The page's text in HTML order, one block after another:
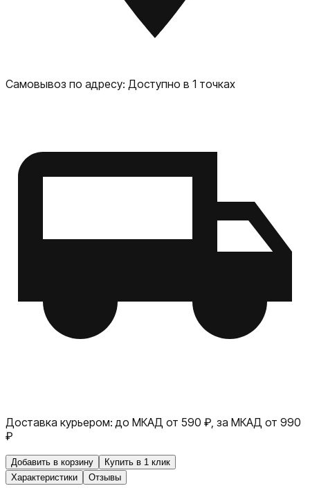
Самовывоз по адресу: Доступно в 1 точках
Доставка курьером: до МКАД от 590 ₽, за МКАД от 990
₽
Добавить в корзину
Купить в 1 клик
Характеристики
Отзывы